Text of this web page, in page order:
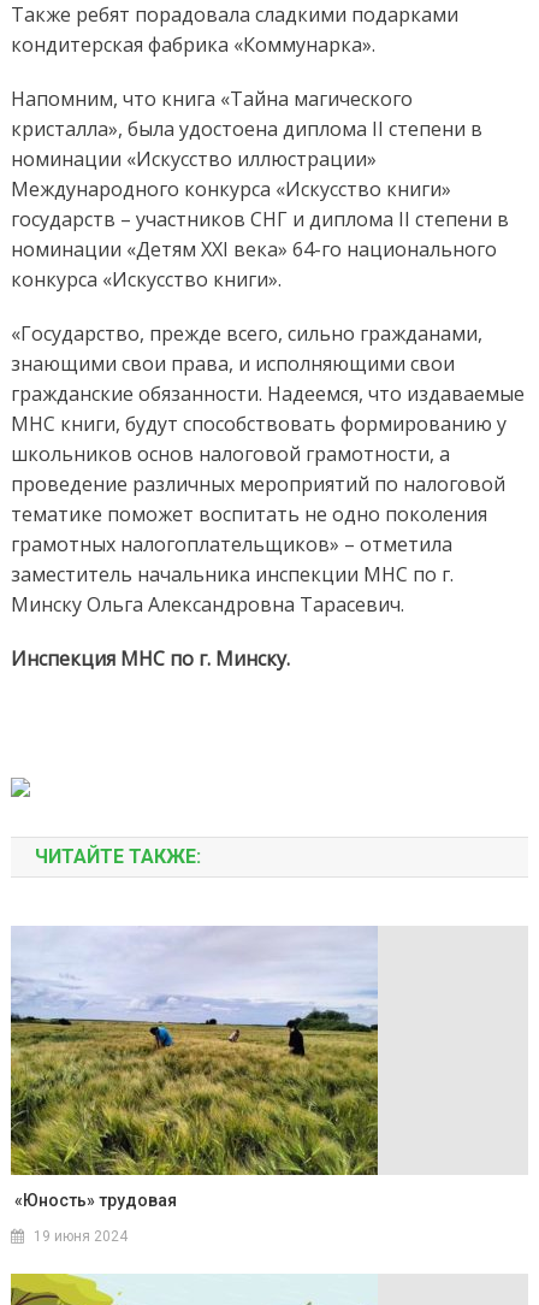
Также ребят порадовала сладкими подарками
кондитерская фабрика «Коммунарка».
Напомним, что книга «Тайна магического
кристалла», была удостоена диплома II степени в
номинации «Искусство иллюстрации»
Международного конкурса «Искусство книги»
государств – участников СНГ и диплома II степени в
номинации «Детям ХХІ века» 64-го национального
конкурса «Искусство книги».
«Государство, прежде всего, сильно гражданами,
знающими свои права, и исполняющими свои
гражданские обязанности. Надеемся, что издаваемые
МНС книги, будут способствовать формированию у
школьников основ налоговой грамотности, а
проведение различных мероприятий по налоговой
тематике поможет воспитать не одно поколения
грамотных налогоплательщиков» – отметила
заместитель начальника инспекции МНС по г.
Минску Ольга Александровна Тарасевич.
Инспекция МНС по г. Минску.
ЧИТАЙТЕ ТАКЖЕ:
«Юность» трудовая
19 июня 2024